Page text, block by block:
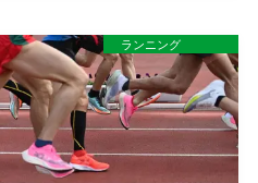
ランニング